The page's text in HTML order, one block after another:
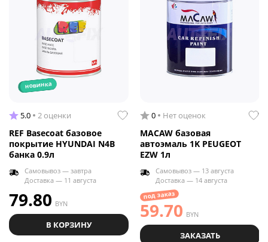
новинка
5.0 2 оценки
REF Basecoat базовое
покрытие HYUNDAI N4B
банка 0.9л
Самовывоз — завтра
Доставка — 11 августа
79.80 BYN
В КОРЗИНУ
0 Нет оценок
MACAW базовая
автоэмаль 1K PEUGEOT
EZW 1л
Самовывоз — 13 августа
Доставка — 14 августа
под заказ
59.70 BYN
ЗАКАЗАТЬ